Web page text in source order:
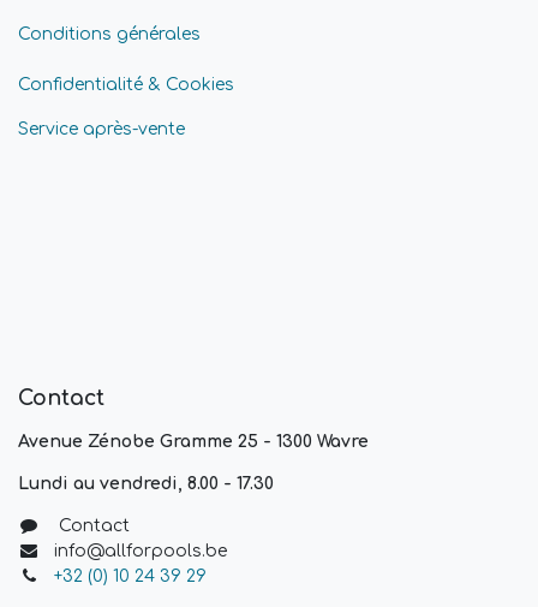
Conditions générales
Confidentialité & Cookies
Service après-vente
Contact
Avenue Zénobe Gramme 25 - 1300 Wavre
Lundi au vendredi, 8.00 - 17.30
Contact
info@allforpools.be
+32 (0) 10 24 39 29